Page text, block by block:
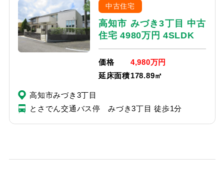
中古住宅
高知市 みづき3丁目 中古
住宅 4980万円 4SLDK
価格
4,980万円
延床面積178.89㎡
高知市みづき3丁目
とさでん交通バス停 みづき3丁目 徒歩1分